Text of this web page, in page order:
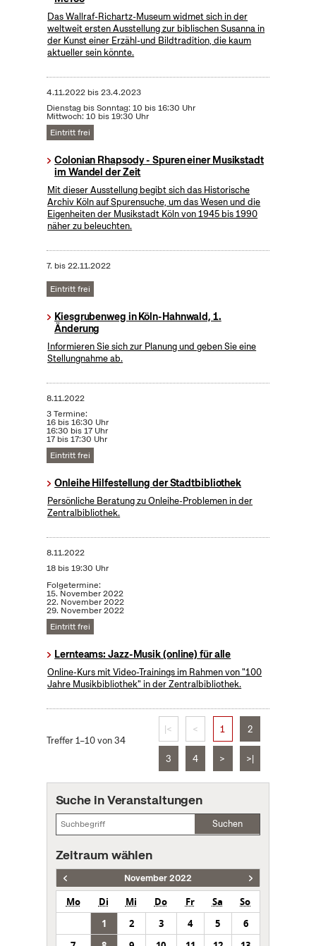
Das Wallraf-Richartz-Museum widmet sich in der
weltweit ersten Ausstellung zur biblischen Susanna in
der Kunst einer Erzähl-und Bildtradition, die kaum
aktueller sein könnte.
4.11.2022bis23.4.2023
Dienstag bis Sonntag: 10 bis 16:30 Uhr
Mittwoch: 10 bis 19:30 Uhr
Eintritt frei
Colonian Rhapsody - Spuren einer Musikstadt
im Wandel der Zeit
Mit dieser Ausstellung begibt sich das Historische
Archiv Köln auf Spurensuche, um das Wesen und die
Eigenheiten der Musikstadt Köln von 1945 bis 1990
näher zu beleuchten.
7. bis22.11.2022
Eintritt frei
Kiesgrubenweg in Köln-Hahnwald, 1.
Änderung
Informieren Sie sich zur Planung und geben Sie eine
Stellungnahme ab.
8.11.2022
3 Termine:
16 bis 16:30 Uhr
16:30 bis 17 Uhr
17 bis 17:30 Uhr
Eintritt frei
Onleihe Hilfestellung der Stadtbibliothek
Persönliche Beratung zu Onleihe-Problemen in der
Zentralbibliothek.
8.11.2022
18 bis 19:30 Uhr
Folgetermine:
15. November 2022
22. November 2022
29. November 2022
Eintritt frei
Lernteams: Jazz-Musik (online) für alle
Online-Kurs mit Video-Trainings im Rahmen von "100
Jahre Musikbibliothek" in der Zentralbibliothek.
Treffer 1–10 von 34
|< < 1 2
3 4 > >|
Suche in Veranstaltungen
Suchen
Zeitraum wählen
November 2022
Mo Di Mi Do Fr Sa
So
1
2 3 4 5
6